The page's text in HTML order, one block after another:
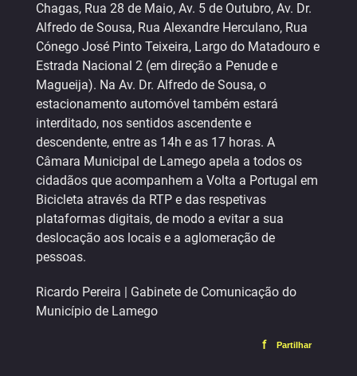
Chagas, Rua 28 de Maio, Av. 5 de Outubro, Av. Dr.
Alfredo de Sousa, Rua Alexandre Herculano, Rua
Cónego José Pinto Teixeira, Largo do Matadouro e
Estrada Nacional 2 (em direção a Penude e
Magueija). Na Av. Dr. Alfredo de Sousa, o
estacionamento automóvel também estará
interditado, nos sentidos ascendente e
descendente, entre as 14h e as 17 horas. A
Câmara Municipal de Lamego apela a todos os
cidadãos que acompanhem a Volta a Portugal em
Bicicleta através da RTP e das respetivas
plataformas digitais, de modo a evitar a sua
deslocação aos locais e a aglomeração de
pessoas.
Ricardo Pereira | Gabinete de Comunicação do
Município de Lamego
f Partilhar